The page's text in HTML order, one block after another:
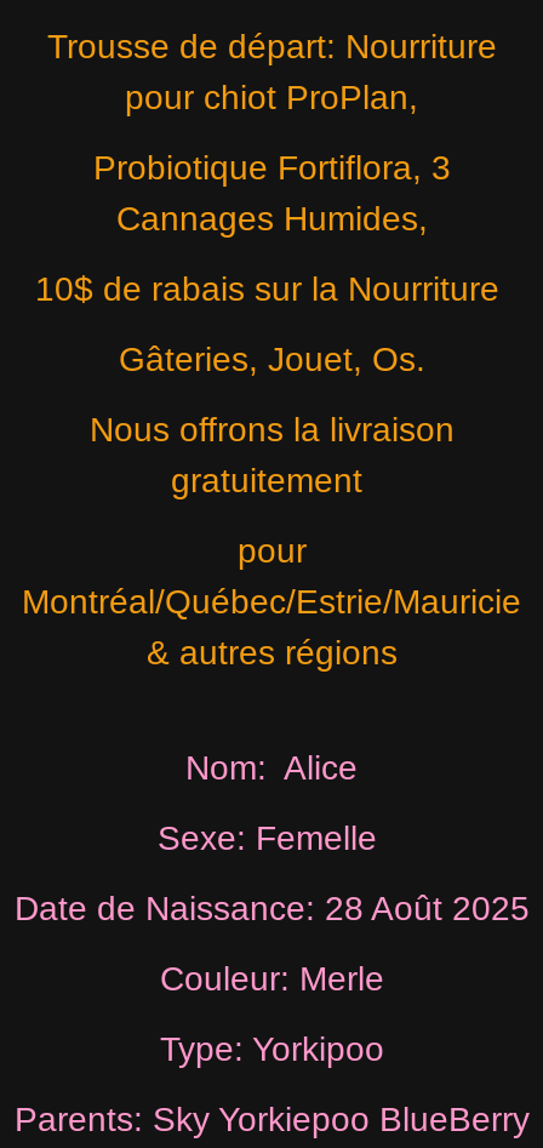
Trousse de départ: Nourriture
pour chiot ProPlan,
Probiotique Fortiflora, 3
Cannages Humides,
10$ de rabais sur la Nourriture
Gâteries, Jouet, Os.
Nous offrons la livraison
gratuitement
pour
Montréal/Québec/Estrie/Mauricie
& autres régions
Nom: Alice
Sexe: Femelle
Date de Naissance: 28 Août 2025
Couleur: Merle
Type: Yorkipoo
Parents: Sky Yorkiepoo BlueBerry